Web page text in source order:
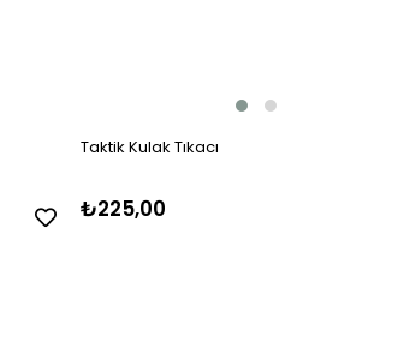
Taktik Kulak Tıkacı
₺225,00